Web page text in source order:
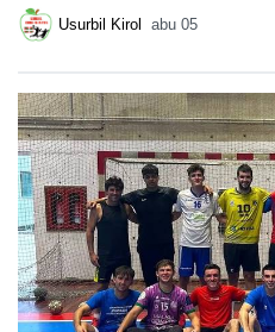
Usurbil Kirol abu 05